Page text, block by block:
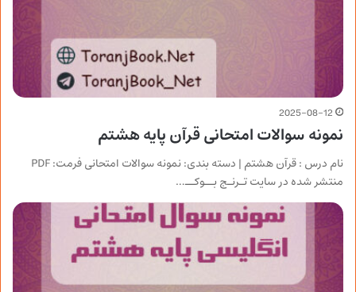
2025-08-12
نمونه سوالات امتحانی قرآن پایه هشتم
منتشر شده در سایت تـرنـج بــوکــ…